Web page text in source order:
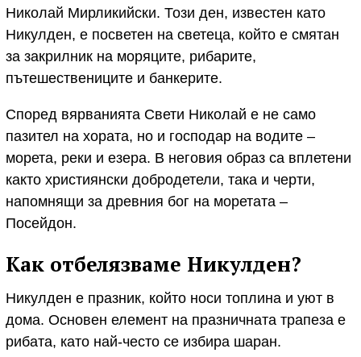
Николай Мирликийски. Този ден, известен като
Никулден, е посветен на светеца, който е смятан
за закрилник на моряците, рибарите,
пътешествениците и банкерите.
Според вярванията Свети Николай е не само
пазител на хората, но и господар на водите –
морета, реки и езера. В неговия образ са вплетени
както християнски добродетели, така и черти,
напомнящи за древния бог на моретата –
Посейдон.
Как отбелязваме Никулден?
Никулден е празник, който носи топлина и уют в
дома. Основен елемент на празничната трапеза е
рибата, като най-често се избира шаран.